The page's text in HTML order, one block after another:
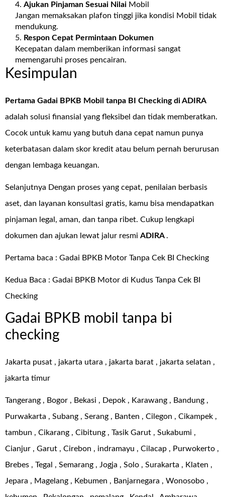
Ajukan Pinjaman Sesuai Nilai Mobil
Jangan memaksakan plafon tinggi jika kondisi Mobil tidak
mendukung.
Respon Cepat Permintaan Dokumen
Kecepatan dalam memberikan informasi sangat
memengaruhi proses pencairan.
Kesimpulan
Pertama Gadai BPKB Mobil tanpa BI Checking diADIRA
adalah solusi finansial yang fleksibel dan tidak memberatkan.
Cocok untuk kamu yang butuh dana cepat namun punya
keterbatasan dalam skor kredit atau belum pernah berurusan
dengan lembaga keuangan.
Selanjutnya Dengan proses yang cepat, penilaian berbasis
aset, dan layanan konsultasi gratis, kamu bisa mendapatkan
pinjaman legal, aman, dan tanpa ribet. Cukup lengkapi
dokumen dan ajukan lewat jalur resmi ADIRA .
Pertama baca : Gadai BPKB Motor Tanpa Cek BI Checking
Kedua Baca : Gadai BPKB Motor di Kudus Tanpa Cek BI
Checking
Gadai BPKB mobil tanpa bi
checking
Jakarta pusat , jakarta utara , jakarta barat , jakarta selatan ,
jakarta timur
Tangerang , Bogor , Bekasi , Depok , Karawang , Bandung ,
Purwakarta , Subang , Serang , Banten , Cilegon , Cikampek ,
tambun , Cikarang , Cibitung , Tasik Garut , Sukabumi ,
Cianjur , Garut , Cirebon , indramayu , Cilacap , Purwokerto ,
Brebes , Tegal , Semarang , Jogja , Solo , Surakarta , Klaten ,
Jepara , Magelang , Kebumen , Banjarnegara , Wonosobo ,